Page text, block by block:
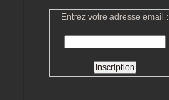
Entrez votre adresse email :